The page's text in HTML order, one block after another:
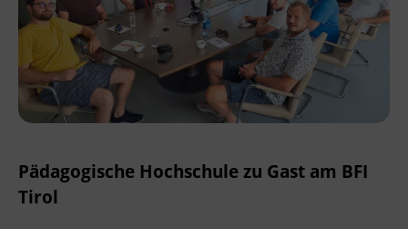
Pädagogische Hochschule zu Gast am BFI
Tirol